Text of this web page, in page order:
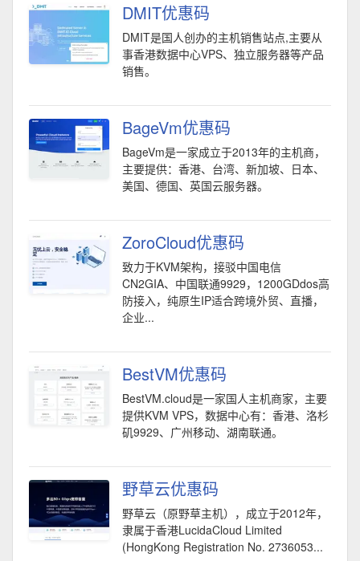
DMIT优惠码
DMIT是国人创办的主机销售站点,主要从
事香港数据中心VPS、独立服务器等产品
销售。
BageVm优惠码
BageVm是一家成立于2013年的主机商，
主要提供：香港、台湾、新加坡、日本、
美国、德国、英国云服务器。
ZoroCloud优惠码
致力于KVM架构，接驳中国电信
CN2GIA、中国联通9929，1200GDdos高
防接入，纯原生IP适合跨境外贸、直播，
企业...
BestVM优惠码
BestVM.cloud是一家国人主机商家，主要
提供KVM VPS，数据中心有：香港、洛杉
矶9929、广州移动、湖南联通。
野草云优惠码
野草云（原野草主机），成立于2012年，
隶属于香港LucidaCloud Limited
(HongKong Registration No. 2736053...